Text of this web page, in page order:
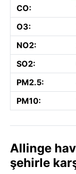
CO:
O3:
NO2:
SO2:
PM2.5:
PM10:
Allinge
şehirle